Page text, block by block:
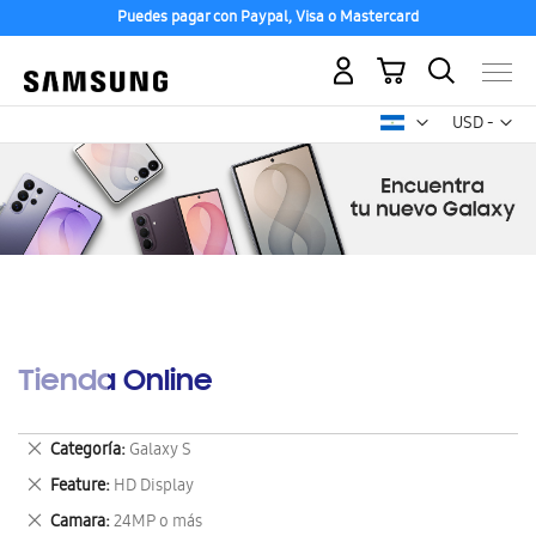
Puedes pagar con Paypal, Visa o Mastercard
USD -
dólar
Mi carrito
Tienda Online
Categoría Galaxy S
Eliminar
este
artículo
Feature HD Display
Eliminar
este
Camara 24MP o más
Eliminar